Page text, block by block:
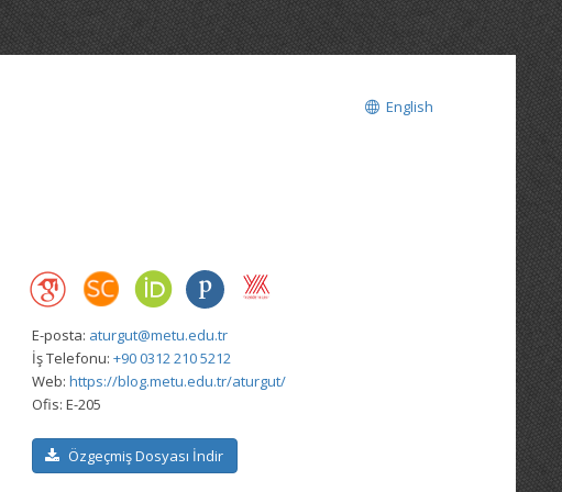
English
E-posta: aturgut@metu.edu.tr
İş Telefonu: +90 0312 210 5212
Web: https://blog.metu.edu.tr/aturgut/
Ofis: E-205
Özgeçmiş Dosyası İndir